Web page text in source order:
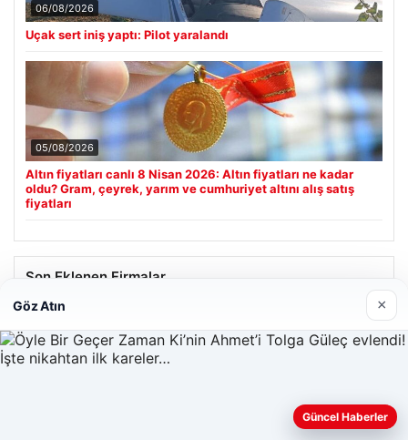
06/08/2026
Uçak sert iniş yaptı: Pilot yaralandı
05/08/2026
Altın fiyatları canlı 8 Nisan 2026: Altın fiyatları ne kadar
oldu? Gram, çeyrek, yarım ve cumhuriyet altını alış satış
fiyatları
Son Eklenen Firmalar
26/05/2026
Web sitemizi nasıl kullandığınızı daha iyi anlayabilmek,
Göz Atın ×
Güncel Haberler